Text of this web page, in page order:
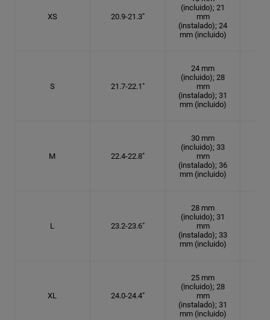
XS 20.9-21.3"
(incluido); 21
mm
(instalado); 24
mm (incluido)
S 21.7-22.1"
24 mm
(incluido); 28
mm
(instalado); 31
mm (incluido)
M 22.4-22.8"
30 mm
(incluido); 33
mm
(instalado); 36
mm (incluido)
L 23.2-23.6"
28 mm
(incluido); 31
mm
(instalado); 33
mm (incluido)
XL 24.0-24.4"
25 mm
(incluido); 28
mm
(instalado); 31
mm (incluido)